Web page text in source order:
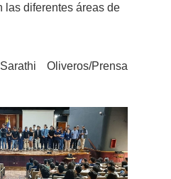
las diferentes áreas de
Oliveros/Prensa